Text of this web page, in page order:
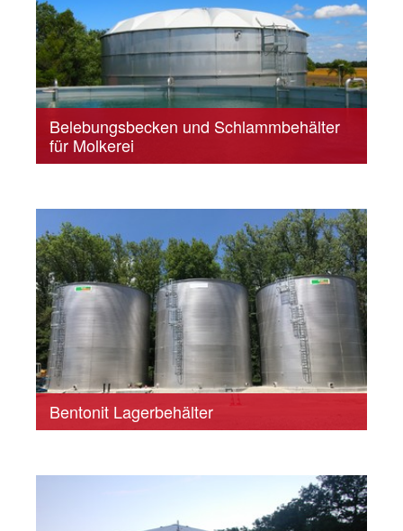
Belebungsbecken und Schlammbehälter
für Molkerei
Bentonit Lagerbehälter